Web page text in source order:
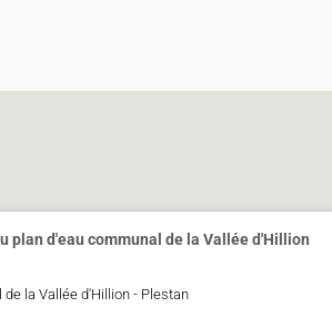
plan d'eau communal de la Vallée d'Hillion
la Vallée d'Hillion - Plestan